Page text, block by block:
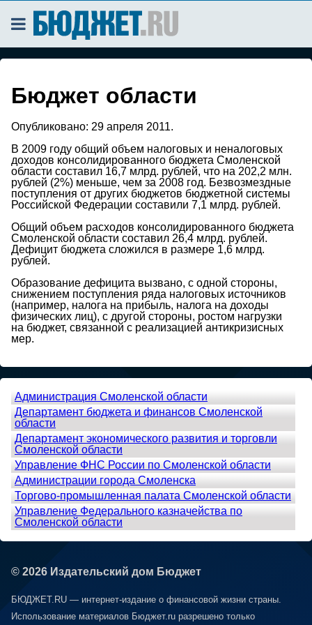
Бюджет области
Опубликовано: 29 апреля 2011.
В 2009 году общий объем налоговых и неналоговых
доходов консолидированного бюджета Смоленской
области составил 16,7 млрд. рублей, что на 202,2 млн.
рублей (2%) меньше, чем за 2008 год. Безвозмездные
поступления от других бюджетов бюджетной системы
Российской Федерации составили 7,1 млрд. рублей.
Общий объем расходов консолидированного бюджета
Смоленской области составил 26,4 млрд. рублей.
Дефицит бюджета сложился в размере 1,6 млрд.
рублей.
Образование дефицита вызвано, с одной стороны,
снижением поступления ряда налоговых источников
(например, налога на прибыль, налога на доходы
физических лиц), с другой стороны, ростом нагрузки
на бюджет, связанной с реализацией антикризисных
мер.
Администрация Смоленской области
Департамент бюджета и финансов Смоленской
области
Департамент экономического развития и торговли
Смоленской области
Управление ФНС России по Смоленской области
Администрации города Смоленска
Торгово-промышленная палата Смоленской области
Управление Федерального казначейства по
Смоленской области
© 2026 Издательский дом Бюджет
БЮДЖЕТ.RU — интернет-издание о финансовой жизни страны.
Использование материалов Бюджет.ru разрешено только